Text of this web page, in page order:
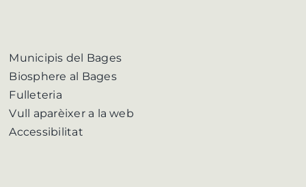
Municipis del Bages
Biosphere al Bages
Fulleteria
Vull aparèixer a la web
Accessibilitat